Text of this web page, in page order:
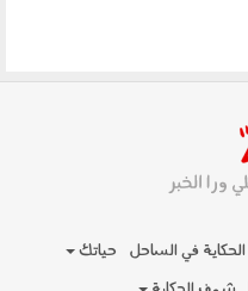
الحكاية في الساحل
حياتك